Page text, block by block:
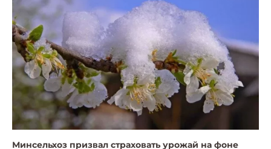
Минсельхоз призвал страховать урожай на фоне